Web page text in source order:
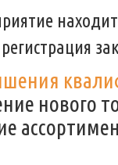
регистрация
нового